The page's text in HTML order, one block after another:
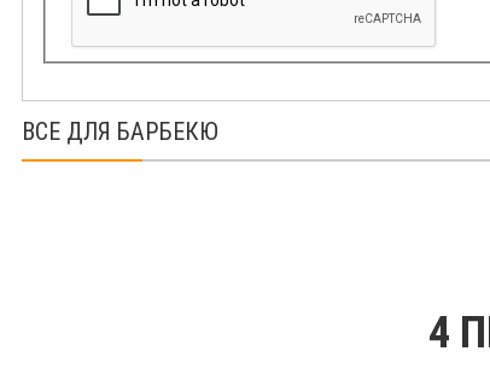
ВСЕ ДЛЯ БАРБЕКЮ
4